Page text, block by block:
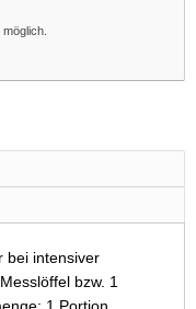
bei intensiver
bzw. 1